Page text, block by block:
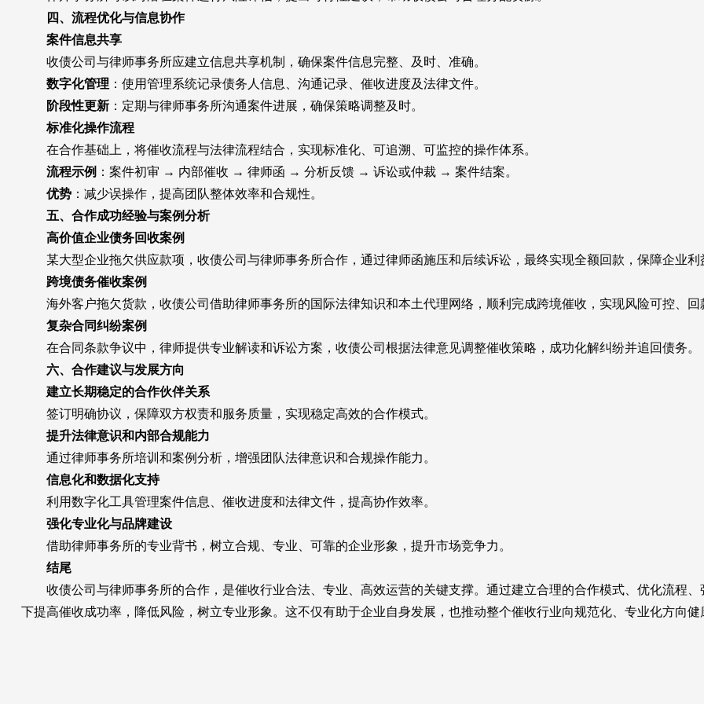
四、流程优化与信息协作
案件信息共享
收债公司与律师事务所应建立信息共享机制，确保案件信息完整、及时、准确。
数字化管理 ：使用管理系统记录债务人信息、沟通记录、催收进度及法律文件。
阶段性更新：定期与律师事务所沟通案件进展，确保策略调整及时。
标准化操作流程
在合作基础上，将催收流程与法律流程结合，实现标准化、可追溯、可监控的操作体系。
流程示例 ：案件初审 → 内部催收 → 律师函 → 分析反馈 → 诉讼或仲裁 → 案件结案。
优势：减少误操作，提高团队整体效率和合规性。
五、合作成功经验与案例分析
高价值企业债务回收案例
某大型企业拖欠供应款项，收债公司与律师事务所合作，通过律师函施压和后续诉讼，最终实现全额回款，保障企业利
跨境债务催收案例
海外客户拖欠货款，收债公司借助律师事务所的国际法律知识和本土代理网络，顺利完成跨境催收，实现风险可控、回
复杂合同纠纷案例
在合同条款争议中，律师提供专业解读和诉讼方案，收债公司根据法律意见调整催收策略，成功化解纠纷并追回债务。
六、合作建议与发展方向
建立长期稳定的合作伙伴关系
签订明确协议，保障双方权责和服务质量，实现稳定高效的合作模式。
提升法律意识和内部合规能力
通过律师事务所培训和案例分析，增强团队法律意识和合规操作能力。
信息化和数据化支持
利用数字化工具管理案件信息、催收进度和法律文件，提高协作效率。
强化专业化与品牌建设
借助律师事务所的专业背书，树立合规、专业、可靠的企业形象，提升市场竞争力。
结尾
收债公司与律师事务所的合作，是催收行业合法、专业、高效运营的关键支撑。通过建立合理的合作模式、优化流程、
下提高催收成功率，降低风险，树立专业形象。这不仅有助于企业自身发展，也推动整个催收行业向规范化、专业化方向健